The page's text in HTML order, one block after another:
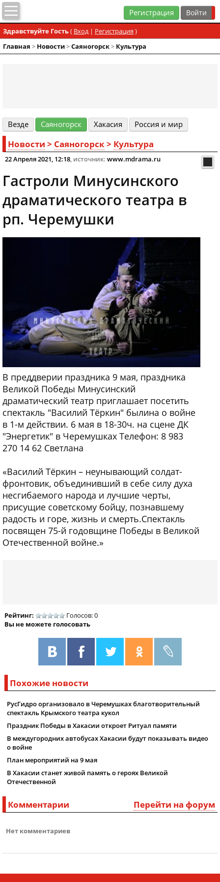
Регистрация
Здравствуйте Гость( Вход| Регистрация )
Главная > Новости>Cаяногорск> Культура
Везде Cаяногорск Хакасия Россия и мир
Новости > Cаяногорск> Культура
22 Апреля 2021, 12:18, источник: www.mdrama.ru
Гастроли Минусинского
драматического театра в
рп. Черемушки
В преддверии праздника 9 мая, праздника
Великой Победы Минусинский
драматический театр приглашает посетить
спектакль "Василий Тёркин" былина о войне
в 1-м действии. 6 мая в 18-30ч. на сцене ДК
"Энергетик" в Черемушках Телефон: 8 983
270 14 62 Светлана
«Василий Тёркин – неунывающий солдат-
фронтовик, объединивший в себе силу духа
несгибаемого народа и лучшие черты,
присущие советскому бойцу, познавшему
радость и горе, жизнь и смерть.Спектакль
посвящен 75-й годовщине Победы в Великой
Отечественной войне.»
Рейтинг:
Голосов: 0
Вы не можете голосовать
Похожие новости
РусГидро организовало в Черемушках благотворительный
спектакль Крымского театра кукол
Праздник Победы в Хакасии откроет Ритуал памяти
В междугородних автобусах Хакасии будут показывать видео
о войне
План мероприятий на 9 мая
В Хакасии станет живой память о героях Великой
Отечественной
Перейти на форум
Комментарии
Нет комментариев